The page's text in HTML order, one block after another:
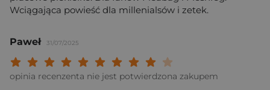
Wciągająca powieść dla millenialsów i zetek.
Paweł 31/07/2025
Twoja ocena:
Twoja ocena: Wybitna 9/
Twoja ocena: Rewelacyjna 8/
Twoja ocena: Bardzo dobra 7/10"
Twoja ocena: Dobra 6/10"
Twoja ocena: Przeciętna 5/10"
Twoja ocena: Może być 4/10"
Twoja ocena: Słaba 3/10"
Twoja ocena: Bardzo słaba 2/10"
Twoja ocena: Beznadziejna 1/10"
opinia recenzenta nie jest potwierdzona zakupem